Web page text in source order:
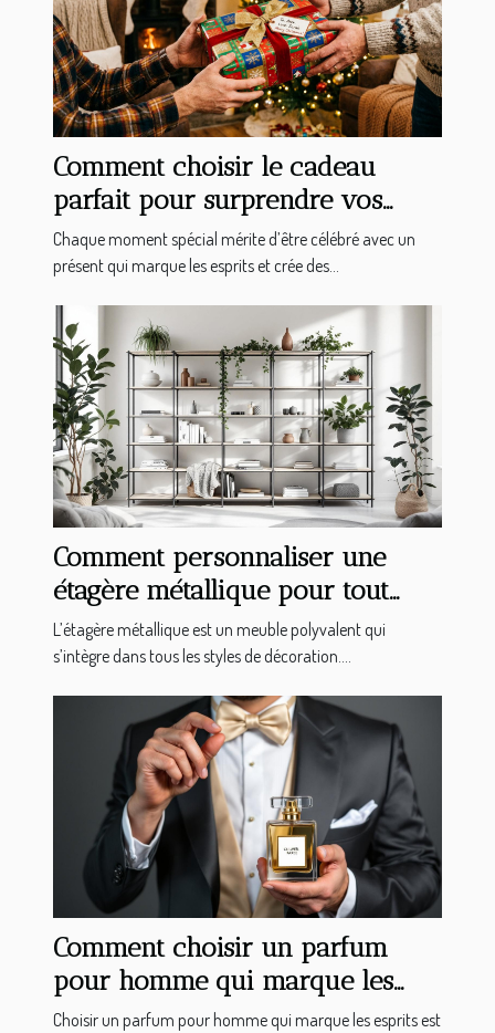
Comment choisir le cadeau
parfait pour surprendre vos
proches ?
Chaque moment spécial mérite d’être célébré avec un
présent qui marque les esprits et crée des...
Comment personnaliser une
étagère métallique pour tout
type d'intérieur ?
L’étagère métallique est un meuble polyvalent qui
s’intègre dans tous les styles de décoration....
Comment choisir un parfum
pour homme qui marque les
esprits ?
Choisir un parfum pour homme qui marque les esprits est